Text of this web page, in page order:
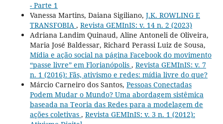
- Parte 1
Vanessa Martins, Daiana Sigiliano, J.K. ROWLING E
TRANSFOBIA , Revista GEMInIS: v. 14 n. 2 (2023)
Adriana Landim Quinaud, Aline Antoneli de Oliveira,
Maria José Baldessar, Richard Perassi Luiz de Sousa,
Mídia e ação social na página Facebook do movimento
“passe livre” em Florianópolis , Revista GEMInIS: v. 7
n. 1 (2016): Fãs, ativismo e redes: mídia livre do que?
Márcio Carneiro dos Santos, Pessoas Conectadas
Podem Mudar o Mundo? Uma abordagem sistêmica
baseada na Teoria das Redes para a modelagem de
ações coletivas , Revista GEMInIS: v. 3 n. 1 (2012):